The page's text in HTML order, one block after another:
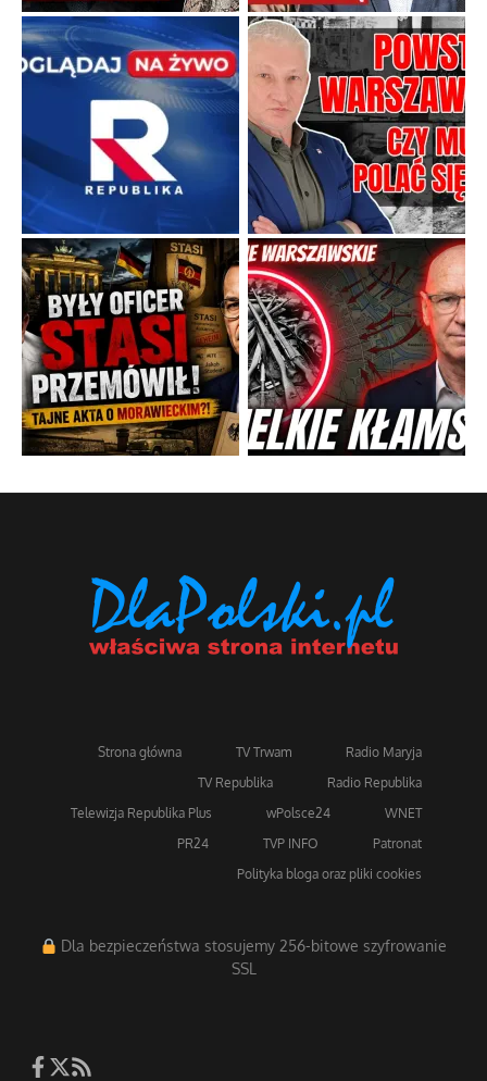
Strona główna TV Trwam
Radio Maryja
TV Republika
Radio Republika
Telewizja Republika Plus
wPolsce24
WNET
PR24
TVP INFO
Patronat
Polityka bloga oraz pliki cookies
Dla bezpieczeństwa stosujemy 256-bitowe szyfrowanie
SSL